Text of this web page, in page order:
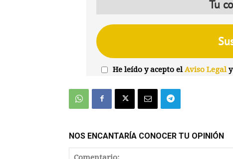
He leído y acepto elAviso Legaly
NOS ENCANTARÍA CONOCER TU OPINIÓN